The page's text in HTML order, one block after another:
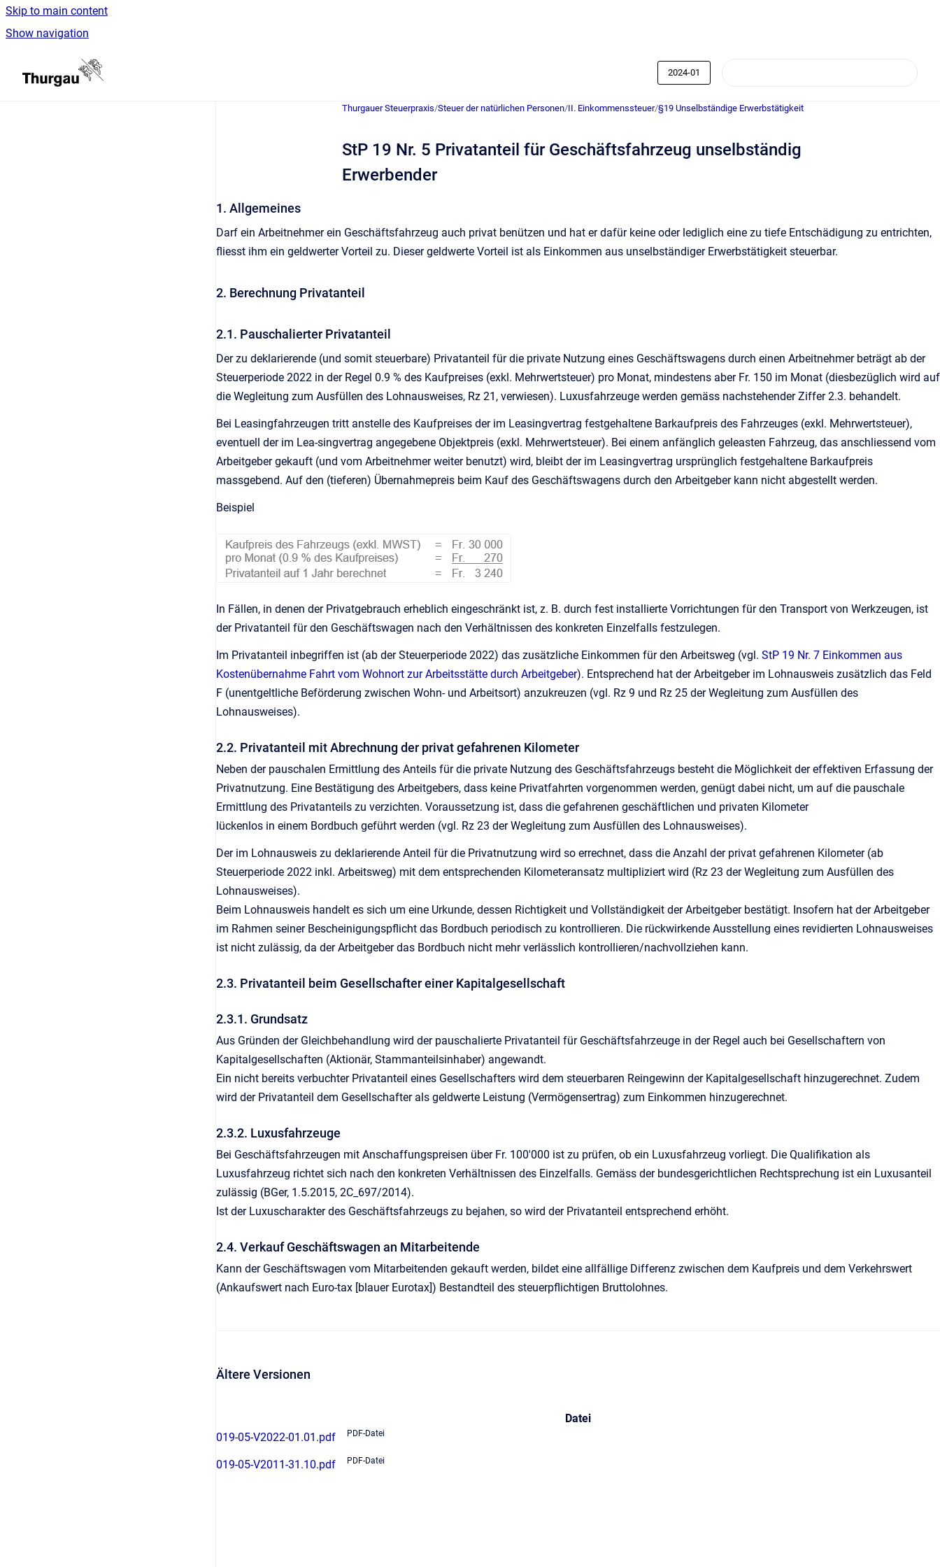
Skip to main content
Show navigation
2024-01
Thurgauer Steuerpraxis/Steuer der natürlichen Personen/II. Einkommenssteuer/§19 Unselbständige Erwerbstätigkeit
StP 19 Nr. 5 Privatanteil für Geschäftsfahrzeug unselbständig
Erwerbender
1. Allgemeines
Darf ein Arbeitnehmer ein Geschäftsfahrzeug auch privat benützen und hat er dafür keine oder lediglich eine zu tiefe Entschädigung zu entrichten,
fliesst ihm ein geldwerter Vorteil zu. Dieser geldwerte Vorteil ist als Einkommen aus unselbständiger Erwerbstätigkeit steuerbar.
2. Berechnung Privatanteil
2.1. Pauschalierter Privatanteil
Der zu deklarierende (und somit steuerbare) Privatanteil für die private Nutzung eines Geschäftswagens durch einen Arbeitnehmer beträgt ab der
Steuerperiode 2022 in der Regel 0.9 % des Kaufpreises (exkl. Mehrwertsteuer) pro Monat, mindestens aber Fr. 150 im Monat (diesbezüglich wird auf
die Wegleitung zum Ausfüllen des Lohnausweises, Rz 21, verwiesen). Luxusfahrzeuge werden gemäss nachstehender Ziffer 2.3. behandelt.
Bei Leasingfahrzeugen tritt anstelle des Kaufpreises der im Leasingvertrag festgehaltene Barkaufpreis des Fahrzeuges (exkl. Mehrwertsteuer),
eventuell der im Lea-singvertrag angegebene Objektpreis (exkl. Mehrwertsteuer). Bei einem anfänglich geleasten Fahrzeug, das anschliessend vom
Arbeitgeber gekauft (und vom Arbeitnehmer weiter benutzt) wird, bleibt der im Leasingvertrag ursprünglich festgehaltene Barkaufpreis
massgebend. Auf den (tieferen) Übernahmepreis beim Kauf des Geschäftswagens durch den Arbeitgeber kann nicht abgestellt werden.
Beispiel
In Fällen, in denen der Privatgebrauch erheblich eingeschränkt ist, z. B. durch fest installierte Vorrichtungen für den Transport von Werkzeugen, ist
der Privatanteil für den Geschäftswagen nach den Verhältnissen des konkreten Einzelfalls festzulegen.
Im Privatanteil inbegriffen ist (ab der Steuerperiode 2022) das zusätzliche Einkommen für den Arbeitsweg (vgl. StP 19 Nr. 7 Einkommen aus
Kostenübernahme Fahrt vom Wohnort zur Arbeitsstätte durch Arbeitgeber). Entsprechend hat der Arbeitgeber im Lohnausweis zusätzlich das Feld
F (unentgeltliche Beförderung zwischen Wohn- und Arbeitsort) anzukreuzen (vgl. Rz 9 und Rz 25 der Wegleitung zum Ausfüllen des
Lohnausweises).
2.2. Privatanteil mit Abrechnung der privat gefahrenen Kilometer
Neben der pauschalen Ermittlung des Anteils für die private Nutzung des Geschäftsfahrzeugs besteht die Möglichkeit der effektiven Erfassung der
Privatnutzung. Eine Bestätigung des Arbeitgebers, dass keine Privatfahrten vorgenommen werden, genügt dabei nicht, um auf die pauschale
Ermittlung des Privatanteils zu verzichten. Voraussetzung ist, dass die gefahrenen geschäftlichen und privaten Kilometer
lückenlos in einem Bordbuch geführt werden (vgl. Rz 23 der Wegleitung zum Ausfüllen des Lohnausweises).
Der im Lohnausweis zu deklarierende Anteil für die Privatnutzung wird so errechnet, dass die Anzahl der privat gefahrenen Kilometer (ab
Steuerperiode 2022 inkl. Arbeitsweg) mit dem entsprechenden Kilometeransatz multipliziert wird (Rz 23 der Wegleitung zum Ausfüllen des
Lohnausweises).
Beim Lohnausweis handelt es sich um eine Urkunde, dessen Richtigkeit und Vollständigkeit der Arbeitgeber bestätigt. Insofern hat der Arbeitgeber
im Rahmen seiner Bescheinigungspflicht das Bordbuch periodisch zu kontrollieren. Die rückwirkende Ausstellung eines revidierten Lohnausweises
ist nicht zulässig, da der Arbeitgeber das Bordbuch nicht mehr verlässlich kontrollieren/nachvollziehen kann.
2.3. Privatanteil beim Gesellschafter einer Kapitalgesellschaft
2.3.1. Grundsatz
Aus Gründen der Gleichbehandlung wird der pauschalierte Privatanteil für Geschäftsfahrzeuge in der Regel auch bei Gesellschaftern von
Kapitalgesellschaften (Aktionär, Stammanteilsinhaber) angewandt.
Ein nicht bereits verbuchter Privatanteil eines Gesellschafters wird dem steuerbaren Reingewinn der Kapitalgesellschaft hinzugerechnet. Zudem
wird der Privatanteil dem Gesellschafter als geldwerte Leistung (Vermögensertrag) zum Einkommen hinzugerechnet.
2.3.2. Luxusfahrzeuge
Bei Geschäftsfahrzeugen mit Anschaffungspreisen über Fr. 100'000 ist zu prüfen, ob ein Luxusfahrzeug vorliegt. Die Qualifikation als
Luxusfahrzeug richtet sich nach den konkreten Verhältnissen des Einzelfalls. Gemäss der bundesgerichtlichen Rechtsprechung ist ein Luxusanteil
zulässig (BGer, 1.5.2015, 2C_697/2014).
Ist der Luxuscharakter des Geschäftsfahrzeugs zu bejahen, so wird der Privatanteil entsprechend erhöht.
2.4. Verkauf Geschäftswagen an Mitarbeitende
Kann der Geschäftswagen vom Mitarbeitenden gekauft werden, bildet eine allfällige Differenz zwischen dem Kaufpreis und dem Verkehrswert
(Ankaufswert nach Euro-tax [blauer Eurotax]) Bestandteil des steuerpflichtigen Bruttolohnes.
Ältere Versionen
Datei
PDF-Datei
019-05-V2022-01.01.pdf
PDF-Datei
019-05-V2011-31.10.pdf